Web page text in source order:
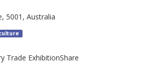
5001, Australia
Trade ExhibitionShare